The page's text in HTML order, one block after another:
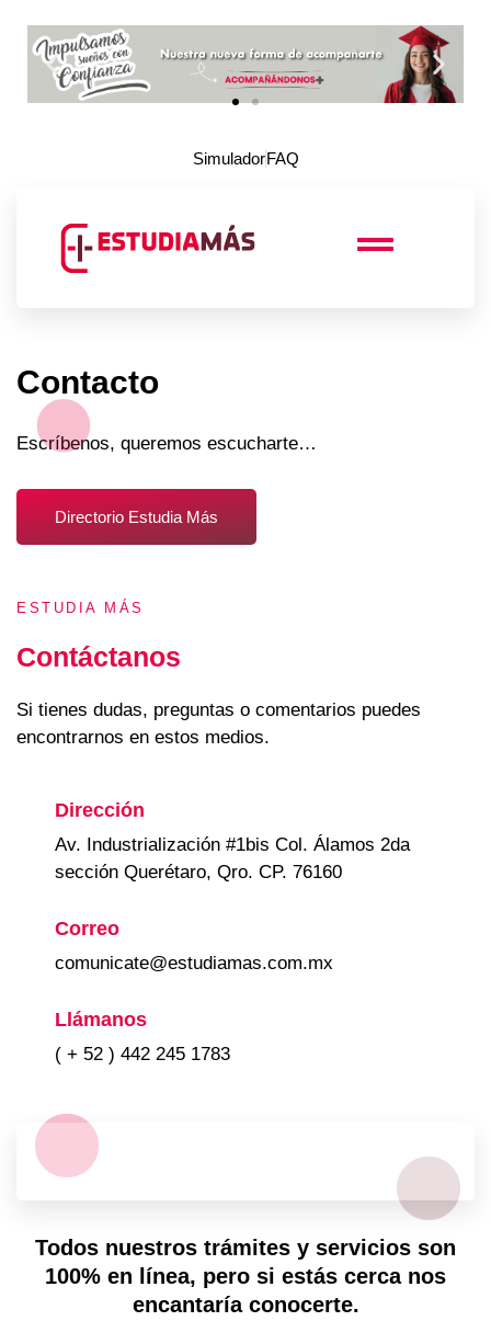
SimuladorFAQ
Contacto
Escríbenos, queremos escucharte…
Directorio Estudia Más
ESTUDIA MÁS
Contáctanos
Si tienes dudas, preguntas o comentarios puedes
encontrarnos en estos medios.
Dirección
Av. Industrialización #1bis Col. Álamos 2da
sección Querétaro, Qro. CP. 76160
Correo
comunicate@estudiamas.com.mx
Llámanos
( + 52 ) 442 245 1783
Todos nuestros trámites y servicios son
100% en línea, pero si estás cerca nos
encantaría conocerte.